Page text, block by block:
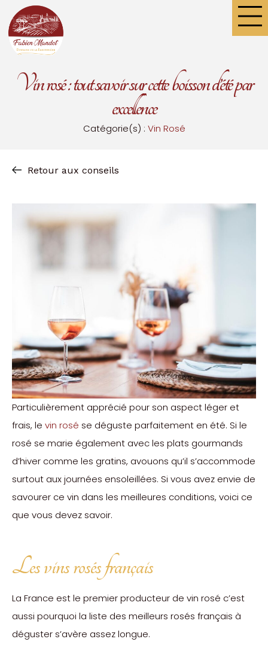
Vin rosé : tout savoir sur cette boisson d’été par
excellence
Catégorie(s) : Vin Rosé
Retour aux conseils
Particulièrement apprécié pour son aspect léger et
frais, le vin rosé se déguste parfaitement en été. Si le
rosé se marie également avec les plats gourmands
d’hiver comme les gratins, avouons qu’il s’accommode
surtout aux journées ensoleillées. Si vous avez envie de
savourer ce vin dans les meilleures conditions, voici ce
que vous devez savoir.
Les vins rosés français
La France est le premier producteur de vin rosé c’est
aussi pourquoi la liste des meilleurs rosés français à
déguster s’avère assez longue.
Panneau de gestion des cookies